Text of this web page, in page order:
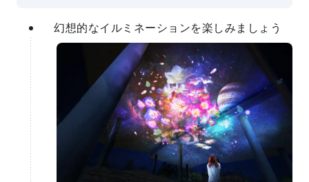
幻想的なイルミネーションを楽しみましょう